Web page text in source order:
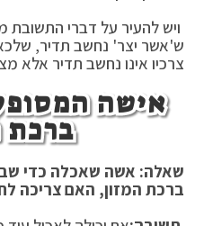
ויש להעיר על דברי
ש'אשר יצר' נחשב תדיר,
צרכיו אינו נחשב תדיר אלא
אישה
ברכת
שאלה: אשה שאכלה כדי
ברכת המזון, האם צריכה